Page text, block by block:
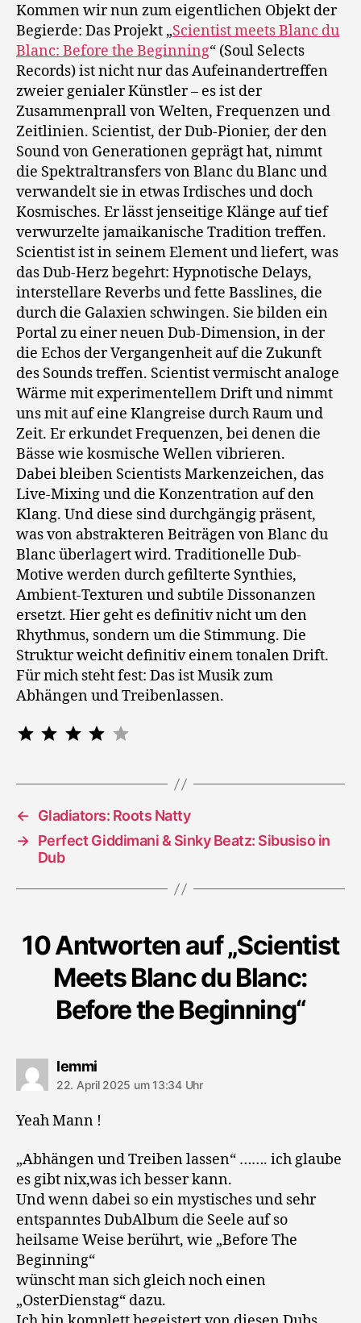
Kommen wir nun zum eigentlichen Objekt der
Begierde: Das Projekt „Scientist meets Blanc du
Blanc: Before the Beginning“ (Soul Selects
Records) ist nicht nur das Aufeinandertreffen
zweier genialer Künstler – es ist der
Zusammenprall von Welten, Frequenzen und
Zeitlinien. Scientist, der Dub-Pionier, der den
Sound von Generationen geprägt hat, nimmt
die Spektraltransfers von Blanc du Blanc und
verwandelt sie in etwas Irdisches und doch
Kosmisches. Er lässt jenseitige Klänge auf tief
verwurzelte jamaikanische Tradition treffen.
Scientist ist in seinem Element und liefert, was
das Dub-Herz begehrt: Hypnotische Delays,
interstellare Reverbs und fette Basslines, die
durch die Galaxien schwingen. Sie bilden ein
Portal zu einer neuen Dub-Dimension, in der
die Echos der Vergangenheit auf die Zukunft
des Sounds treffen. Scientist vermischt analoge
Wärme mit experimentellem Drift und nimmt
uns mit auf eine Klangreise durch Raum und
Zeit. Er erkundet Frequenzen, bei denen die
Bässe wie kosmische Wellen vibrieren.
Dabei bleiben Scientists Markenzeichen, das
Live-Mixing und die Konzentration auf den
Klang. Und diese sind durchgängig präsent,
was von abstrakteren Beiträgen von Blanc du
Blanc überlagert wird. Traditionelle Dub-
Motive werden durch gefilterte Synthies,
Ambient-Texturen und subtile Dissonanzen
ersetzt. Hier geht es definitiv nicht um den
Rhythmus, sondern um die Stimmung. Die
Struktur weicht definitiv einem tonalen Drift.
Für mich steht fest: Das ist Musik zum
Abhängen und Treibenlassen.
⭐
←
Gladiators: Roots Natty
→ Perfect Giddimani & Sinky Beatz: Sibusiso in
Dub
10 Antworten auf „Scientist
Meets Blanc du Blanc:
Before the Beginning“
lemmisagt:
22. April 2025 um 13:34 Uhr
Yeah Mann !
„Abhängen und Treiben lassen“ ……. ich glaube
es gibt nix,was ich besser kann.
Und wenn dabei so ein mystisches und sehr
entspanntes DubAlbum die Seele auf so
heilsame Weise berührt, wie „Before The
Beginning“
wünscht man sich gleich noch einen
„OsterDienstag“ dazu.